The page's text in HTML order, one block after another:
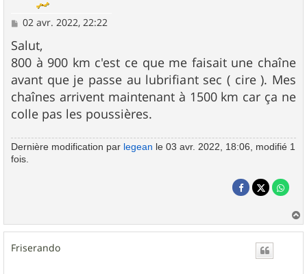
M
s
s
a
g
e
02 avr. 2022, 22:22
Salut,
800 à 900 km c'est ce que me faisait une chaîne
avant que je passe au lubrifiant sec ( cire ). Mes
chaînes arrivent maintenant à 1500 km car ça ne
colle pas les poussières.
Dernière modification par legean le 03 avr. 2022, 18:06, modifié 1
fois.
a
Friserando